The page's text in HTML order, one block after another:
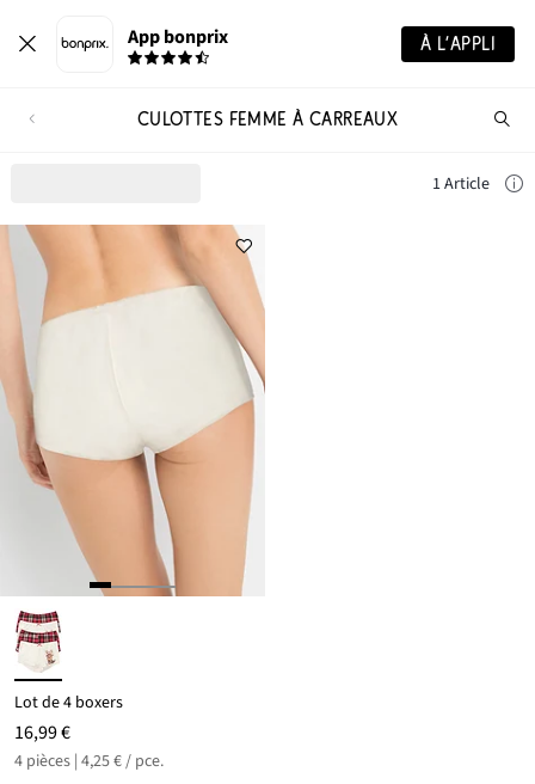
App bonprix À L’APPLI
CULOTTES FEMME À CARREAUX
1 Article
Lot de 4 boxers
16,99 €
4 pièces | 4,25 € / pce.